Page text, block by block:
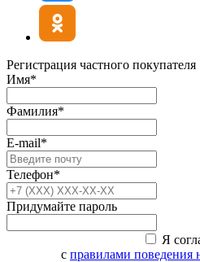
Регистрация частного покупателя
Имя*
Фамилия*
E-mail*
Телефон*
Придумайте пароль
Я
с правилами поведения